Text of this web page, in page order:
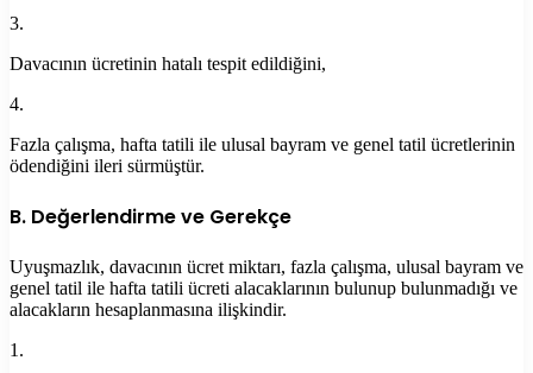
3.
Davacının ücretinin hatalı tespit edildiğini,
4.
Fazla çalışma, hafta tatili ile ulusal bayram ve genel tatil ücretlerinin
ödendiğini ileri sürmüştür.
B. Değerlendirme ve Gerekçe
Uyuşmazlık, davacının ücret miktarı, fazla çalışma, ulusal bayram ve
genel tatil ile hafta tatili ücreti alacaklarının bulunup bulunmadığı ve
alacakların hesaplanmasına ilişkindir.
1.